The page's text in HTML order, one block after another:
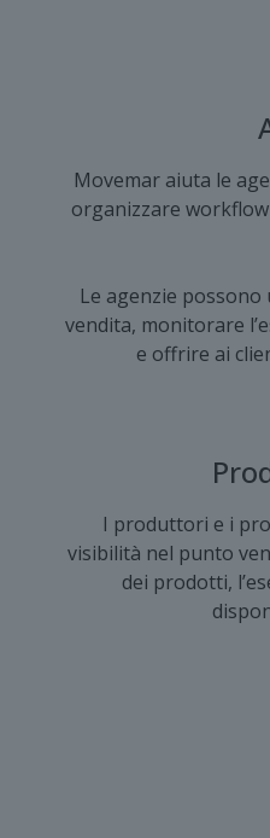
Movemar aiuta le
organizzare
Le agenzie
vendita, monitorare
e offrire ai
I produttori e i
visibilità nel punto
dei prodotti,